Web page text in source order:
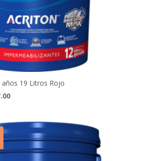
19 Litros Rojo
El
$3,097.00.